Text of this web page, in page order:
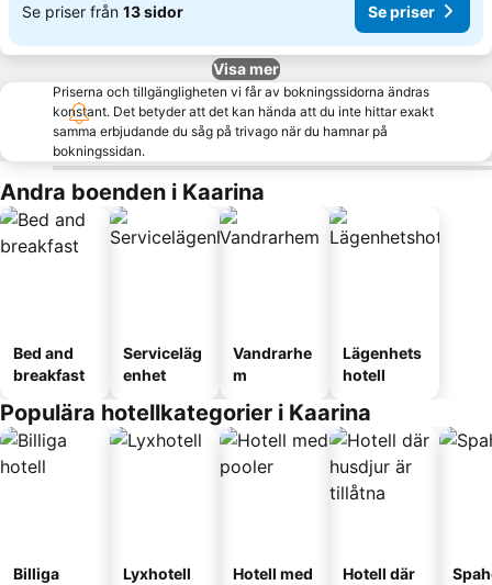
Se priser från 13 sidor Se priser
Visa mer
Priserna och tillgängligheten vi får av bokningssidorna ändras
konstant. Det betyder att det kan hända att du inte hittar exakt
samma erbjudande du såg på trivago när du hamnar på
bokningssidan.
Andra boenden i Kaarina
Bed and
breakfast
Serviceläg
enhet
Vandrarhe
m
Lägenhets
hotell
Populära hotellkategorier i Kaarina
Billiga
Lyxhotell
Hotell med
Hotell där